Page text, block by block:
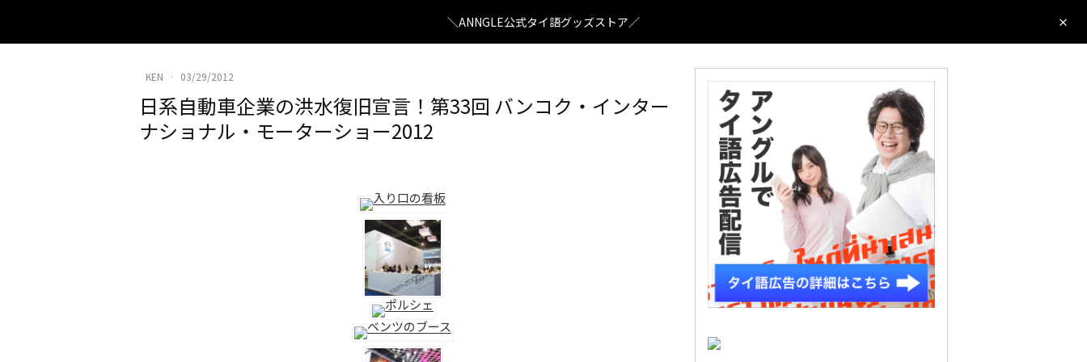
＼ANNGLE公式タイ語グッズストア／
KEN · 03/29/2012
日系自動車企業の洪水復旧宣言！第33回 バンコク・インター
ナショナル・モーターショー2012